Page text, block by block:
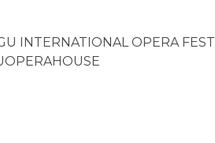
INTERNATIONAL OPERA